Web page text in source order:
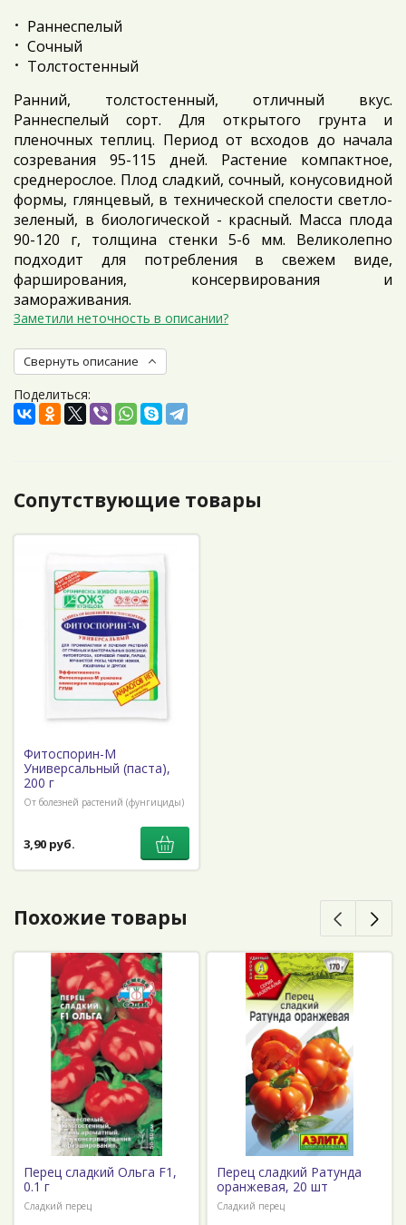
Раннеспелый
Сочный
Толстостенный
Ранний, толстостенный, отличный вкус.
Раннеспелый сорт. Для открытого грунта и
пленочных теплиц. Период от всходов до начала
созревания 95-115 дней. Растение компактное,
среднерослое. Плод сладкий, сочный, конусовидной
формы, глянцевый, в технической спелости светло-
зеленый, в биологической - красный. Масса плода
90-120 г, толщина стенки 5-6 мм. Великолепно
подходит для потребления в свежем виде,
фарширования, консервирования и
замораживания.
Заметили неточность в описании?
Свернуть описание
Поделиться:
Сопутствующие товары
Фитоспорин-М
Универсальный (паста),
200 г
От болезней растений (фунгициды)
3,90 руб.
Похожие товары
Перец сладкий Ольга F1,
0.1 г
Сладкий перец
Перец сладкий Ратунда
оранжевая, 20 шт
Сладкий перец